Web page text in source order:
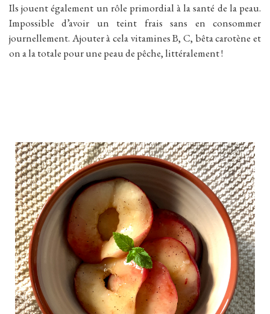
Ils jouent également un rôle primordial à la santé de la peau.
Impossible d’avoir un teint frais sans en consommer
journellement. Ajouter à cela vitamines B, C, bêta carotène et
on a la totale pour une peau de pêche, littéralement !